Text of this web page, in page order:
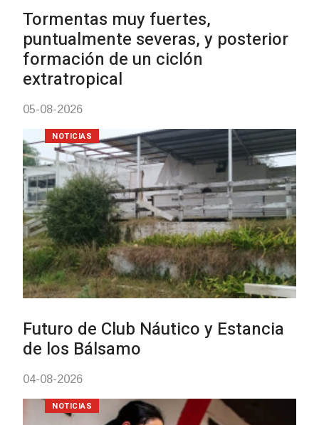
Clases de Muai Thai en
Charrúa
03-08-2026
Turismo accesible para
mayores